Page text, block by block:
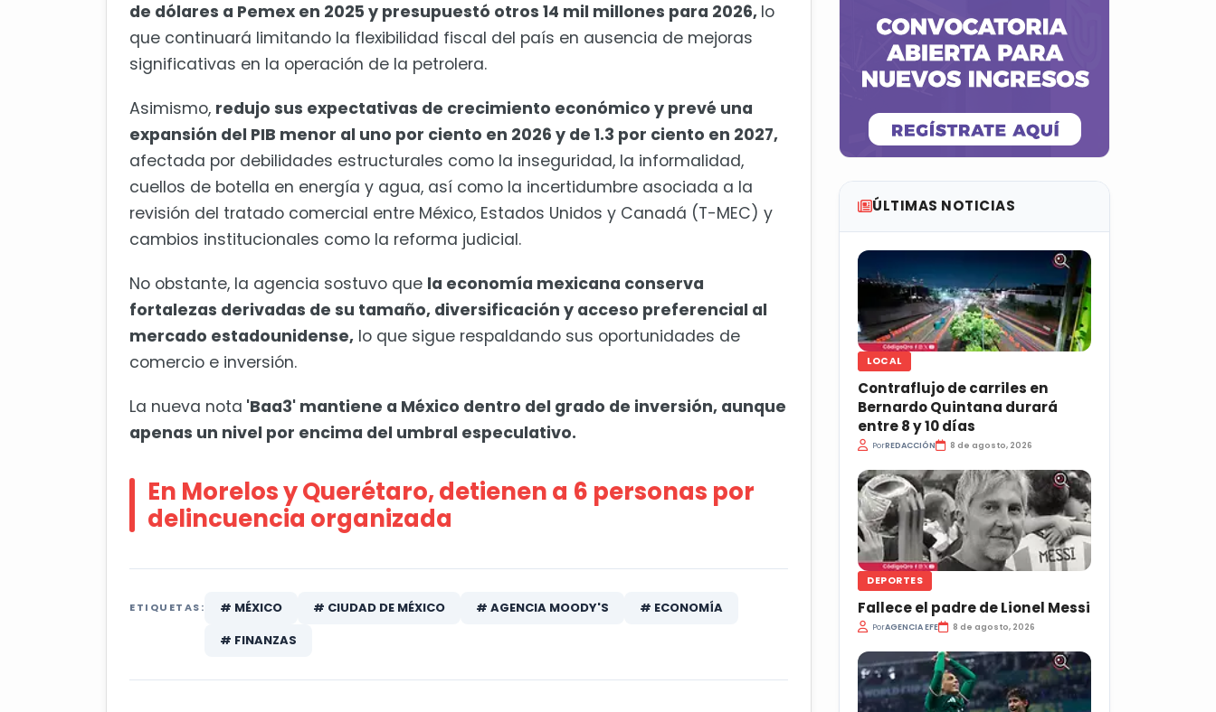
de dólares a Pemex en 2025 y presupuestó otros 14 mil millones para 2026, lo
que continuará limitando la flexibilidad fiscal del país en ausencia de mejoras
significativas en la operación de la petrolera.
Asimismo, redujo sus expectativas de crecimiento económico y prevé una
expansión del PIB menor al uno por ciento en 2026 y de 1.3 por ciento en 2027,
afectada por debilidades estructurales como la inseguridad, la informalidad,
cuellos de botella en energía y agua, así como la incertidumbre asociada a la
revisión del tratado comercial entre México, Estados Unidos y Canadá (T-MEC) y
cambios institucionales como la reforma judicial.
No obstante, la agencia sostuvo que la economía mexicana conserva
fortalezas derivadas de su tamaño, diversificación y acceso preferencial al
mercado estadounidense, lo que sigue respaldando sus oportunidades de
comercio e inversión.
La nueva nota 'Baa3' mantiene a México dentro del grado de inversión, aunque
apenas un nivel por encima del umbral especulativo.
En Morelos y Querétaro, detienen a 6 personas por
delincuencia organizada
ETIQUETAS: # MÉXICO # CIUDAD DE MÉXICO # AGENCIA MOODY'S
# ECONOMÍA
# FINANZAS
ÚLTIMAS NOTICIAS
LOCAL
Contraflujo de carriles en
Bernardo Quintana durará
entre 8 y 10 días
PorREDACCIÓN 8 de agosto, 2026
DEPORTES
Fallece el padre de Lionel Messi
PorAGENCIA EFE 8 de agosto, 2026